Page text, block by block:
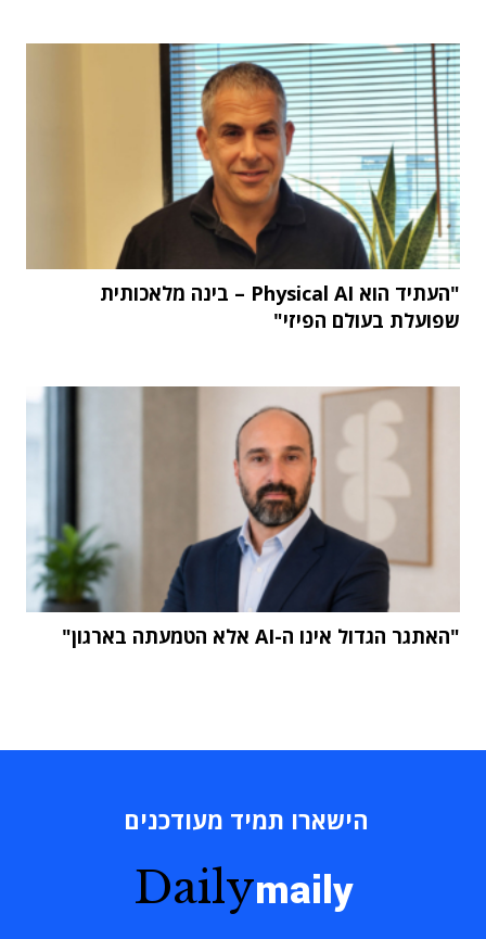
"העתיד הוא Physical AI – בינה מלאכותית
שפועלת בעולם הפיזי"
"האתגר הגדול אינו ה-AI אלא הטמעתה בארגון"
הישארו תמיד מעודכנים
Dailymaily